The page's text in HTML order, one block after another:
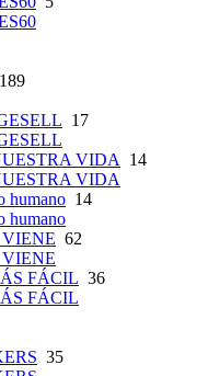
189
17
VIDA 14
VIDA
humano 14
humano
62
FÁCIL 36
FÁCIL
35